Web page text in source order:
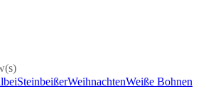
SteinbeißerWeihnachtenWeiße Bohnen